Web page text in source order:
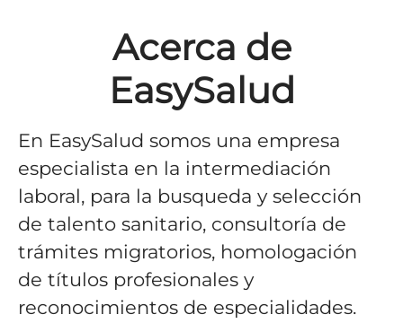
Acerca de
EasySalud
En EasySalud somos una empresa
especialista en la intermediación
laboral, para la busqueda y selección
de talento sanitario, consultoría de
trámites migratorios, homologación
de títulos profesionales y
reconocimientos de especialidades.